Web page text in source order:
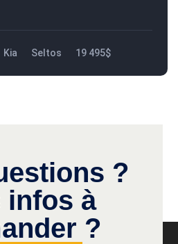
Kia Seltos 19 495$
?
infos à
?